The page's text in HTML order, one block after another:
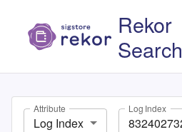
Rekor
Search
Attribute
Log Index
Log Index